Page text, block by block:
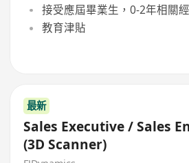
接受應屆畢業生，0-2年相關
教育津貼
最新
Sales Executive / Sales
(3D Scanner)